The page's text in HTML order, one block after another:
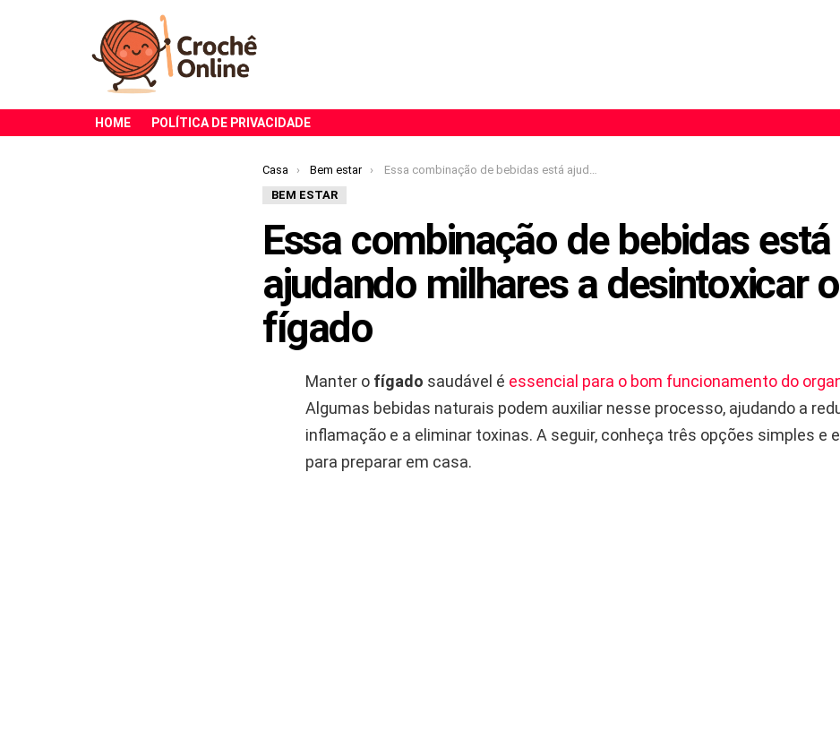
HOME POLÍTICA DE PRIVACIDADE
Você está aqui:
Casa Bem estar
Essa combinação de bebidas está ajudando milhares a desintoxicar o fígado
BEM ESTAR
Essa combinação de bebidas está
ajudando milhares a desintoxicar o
fígado
Manter o fígado saudável é essencial para o bom funcionamento do
Algumas bebidas naturais podem auxiliar nesse processo, ajudando a
inflamação e a eliminar toxinas. A seguir, conheça três opções simples e
para preparar em casa.